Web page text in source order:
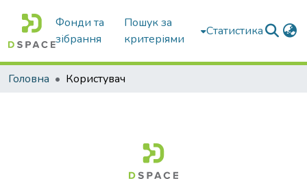
Фонди та
зібрання
Пошук за
критеріями
Статистика
Головна Користувач